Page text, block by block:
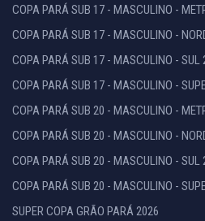
COPA PARÁ SUB 17 - MASCULINO -
COPA PARÁ SUB 17 - MASCULINO -
COPA PARÁ SUB 17 - MASCULINO - SUL
COPA PARÁ SUB 17 - MASCULINO -
COPA PARÁ SUB 20 - MASCULINO -
COPA PARÁ SUB 20 - MASCULINO -
COPA PARÁ SUB 20 - MASCULINO - SUL
COPA PARÁ SUB 20 - MASCULINO -
SUPER COPA GRÃO PARÁ 2026